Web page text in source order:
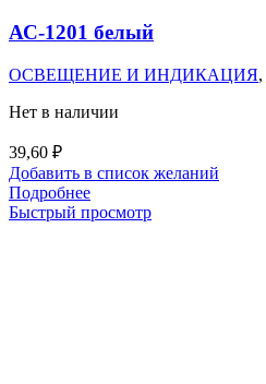
АС-1201 белый
ОСВЕЩЕНИЕ И ИНДИКАЦИЯ,
Нет в наличии
39,60 ₽
Добавить в список желаний
Подробнее
Быстрый просмотр